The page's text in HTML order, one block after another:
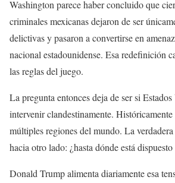
Washington parece haber concluido que
criminales mexicanas dejaron de ser
delictivas y pasaron a convertirse en
nacional estadounidense. Esa redefinición
las reglas del juego.
La pregunta entonces deja de ser si
intervenir clandestinamente.
múltiples regiones del mundo. La
hacia otro lado: ¿hasta dónde está
Donald Trump alimenta diariamente esa